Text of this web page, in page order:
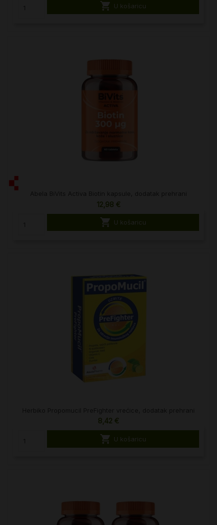
 U košaricu
12,98 €
 U košaricu
8,42 €
 U košaricu